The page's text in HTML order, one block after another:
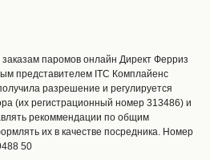
Грузоперевозки
паромов онлайн Директ Ферриз
представителем ITC Комплайенс
разрешение и регулируется
(их регистрационный номер 313486) и
рекоммендации по общим
их в качестве посредника. Номер
50